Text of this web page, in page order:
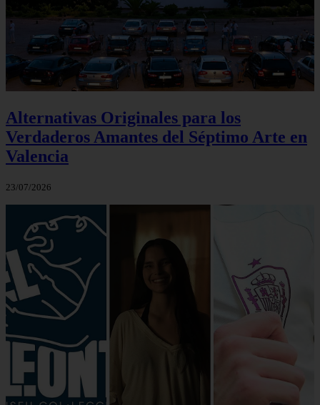
Alternativas Originales para los
Verdaderos Amantes del Séptimo Arte en
Valencia
23/07/2026